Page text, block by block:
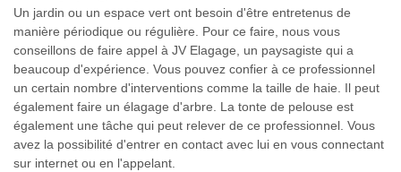
Un jardin ou un espace vert ont besoin d'être entretenus de
manière périodique ou régulière. Pour ce faire, nous vous
conseillons de faire appel à JV Elagage, un paysagiste qui a
beaucoup d'expérience. Vous pouvez confier à ce professionnel
un certain nombre d'interventions comme la taille de haie. Il peut
également faire un élagage d'arbre. La tonte de pelouse est
également une tâche qui peut relever de ce professionnel. Vous
avez la possibilité d'entrer en contact avec lui en vous connectant
sur internet ou en l'appelant.